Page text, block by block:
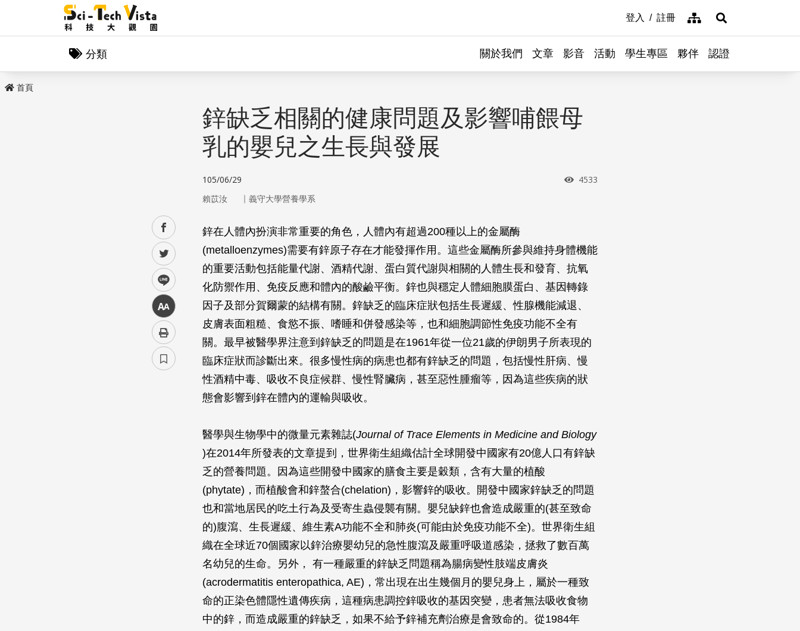
登入 註冊 網站導覽展開搜尋
分類 關於我們 文章 影音 活動 學生專區 夥伴 認證
首頁
facebook
twitter
line
中
鋅缺乏相關的健康問題及影響哺餵母
乳的嬰兒之生長與發展
105/06/29 瀏覽次數
4533
賴苡汝 ｜ 義守大學營養學系
鋅在人體內扮演非常重要的角色，人體內有超過200種以上的金屬酶
(metalloenzymes)需要有鋅原子存在才能發揮作用。這些金屬酶所參與維持身體機能
的重要活動包括能量代謝、酒精代謝、蛋白質代謝與相關的人體生長和發育、抗氧
化防禦作用、免疫反應和體內的酸鹼平衡。鋅也與穩定人體細胞膜蛋白、基因轉錄
因子及部分賀爾蒙的結構有關。鋅缺乏的臨床症狀包括生長遲緩、性腺機能減退、
皮膚表面粗糙、食慾不振、嗜睡和併發感染等，也和細胞調節性免疫功能不全有
關。最早被醫學界注意到鋅缺乏的問題是在1961年從一位21歲的伊朗男子所表現的
臨床症狀而診斷出來。很多慢性病的病患也都有鋅缺乏的問題，包括慢性肝病、慢
性酒精中毒、吸收不良症候群、慢性腎臟病，甚至惡性腫瘤等，因為這些疾病的狀
態會影響到鋅在體內的運輸與吸收。
醫學與生物學中的微量元素雜誌(Journal of Trace Elements in Medicine and Biology
)在2014年所發表的文章提到，世界衛生組織估計全球開發中國家有20億人口有鋅缺
乏的營養問題。因為這些開發中國家的膳食主要是穀類，含有大量的植酸
(phytate)，而植酸會和鋅螯合(chelation)，影響鋅的吸收。開發中國家鋅缺乏的問題
也和當地居民的吃土行為及受寄生蟲侵襲有關。嬰兒缺鋅也會造成嚴重的(甚至致命
的)腹瀉、生長遲緩、維生素A功能不全和肺炎(可能由於免疫功能不全)。世界衛生組
織在全球近70個國家以鋅治療嬰幼兒的急性腹瀉及嚴重呼吸道感染，拯救了數百萬
名幼兒的生命。另外， 有一種嚴重的鋅缺乏問題稱為腸病變性肢端皮膚炎
(acrodermatitis enteropathica, AE)，常出現在出生幾個月的嬰兒身上，屬於一種致
命的正染色體隱性遺傳疾病，這種病患調控鋅吸收的基因突變，患者無法吸收食物
中的鋅，而造成嚴重的鋅缺乏，如果不給予鋅補充劑治療是會致命的。從1984年